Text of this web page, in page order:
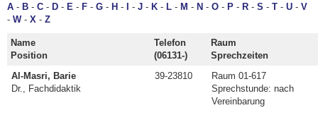
A - B - C - D - E - F - G - H - I - J - K - L - M - N - O - P - R - S - T - U - V
- W- X - Z
Name
Position
Telefon
(06131-)
Raum
Sprechzeiten
Al-Masri, Barie
Dr., Fachdidaktik
39-23810
Raum 01-617
Sprechstunde: nach
Vereinbarung